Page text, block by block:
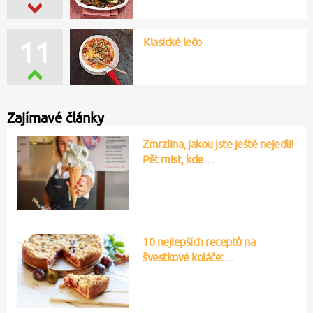
11 Klasické lečo
Zajímavé články
Zmrzlina, jakou jste ještě nejedli!
Pět míst, kde…
10 nejlepších receptů na
švestkové koláče:…